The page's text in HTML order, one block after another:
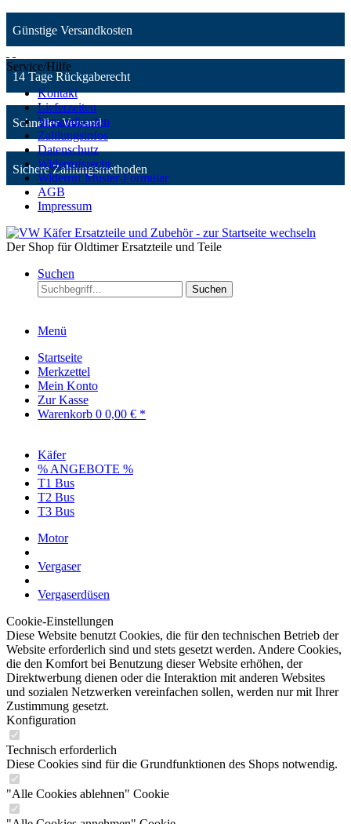
Günstige Versandkosten
14 Tage Rückgaberecht
Schneller Versand
Sichere Zahlungsmethoden
Service/Hilfe
Kontakt
Lieferzeiten
Versandkosten
Zahlungsinfos
Datenschutz
Widerrufsrecht
Widerruf Muster-Formular
AGB
Impressum
Der Shop für Oldtimer Ersatzteile und Teile
Suchen
Suchen
Menü
Startseite
Merkzettel
Mein Konto
Zur Kasse
Warenkorb 0 0,00 € *
Käfer
% ANGEBOTE %
T1 Bus
T2 Bus
T3 Bus
Motor
Vergaser
Vergaserdüsen
Cookie-Einstellungen
Diese Website benutzt Cookies, die für den technischen Betrieb der
Website erforderlich sind und stets gesetzt werden. Andere Cookies,
die den Komfort bei Benutzung dieser Website erhöhen, der
Direktwerbung dienen oder die Interaktion mit anderen Websites
und sozialen Netzwerken vereinfachen sollen, werden nur mit Ihrer
Zustimmung gesetzt.
Konfiguration
Technisch erforderlich
Diese Cookies sind für die Grundfunktionen des Shops notwendig.
"Alle Cookies ablehnen" Cookie